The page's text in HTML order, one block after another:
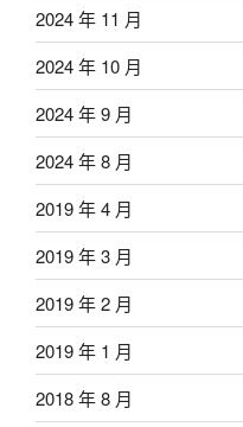
2024 年 11 月
2024 年 10 月
2024 年 9 月
2024 年 8 月
2019 年 4 月
2019 年 3 月
2019 年 2 月
2019 年 1 月
2018 年 8 月